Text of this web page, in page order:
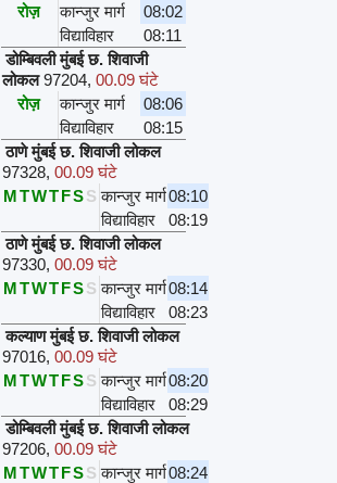
रोज़
कान्जुर मार्ग
08:02
विद्याविहार
08:11
डोम्बिवली मुंबई छ. शिवाजी
लोकल 97204, 00.09 घंटे
रोज़
कान्जुर मार्ग
08:06
विद्याविहार
08:15
ठाणे मुंबई छ. शिवाजी लोकल
97328, 00.09 घंटे
MTWT FS S कान्जुर मार्ग08:10
विद्याविहार
08:19
ठाणे मुंबई छ. शिवाजी लोकल
97330, 00.09 घंटे
MTWT FS S कान्जुर मार्ग08:14
विद्याविहार
08:23
कल्याण मुंबई छ. शिवाजी लोकल
97016, 00.09 घंटे
MTWT FS S कान्जुर मार्ग08:20
विद्याविहार
08:29
डोम्बिवली मुंबई छ. शिवाजी लोकल
97206, 00.09 घंटे
MTWT FS S कान्जुर मार्ग08:24